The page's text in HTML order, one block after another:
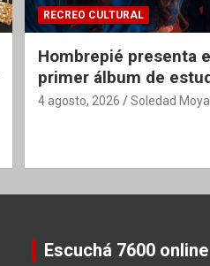
RECREO CULTURAL
Hombrepié presenta
primer álbum de
4 agosto, 2026 Soledad
Escuchá 7600 online